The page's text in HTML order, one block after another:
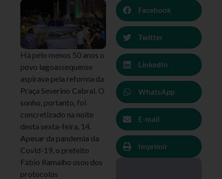
Há pelo menos 50 anos o
povo lagoassequense
aspirava pela reforma da
Praça Severino Cabral. O
sonho, portanto, foi
concretizado na noite
desta sexta-feira, 14.
Apesar da pandemia da
Covid-19, o prefeito
Fábio Ramalho usou dos
protocolos
Facebook
Twitter
LinkedIn
WhatsApp
E-mail
Imprimir